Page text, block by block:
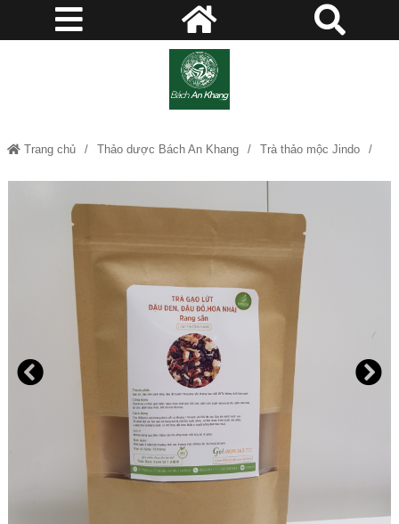
Trang chủ Thảo dược Bách An Khang Trà thảo mộc Jindo
Bệnh xương khớp Giải độc gian - mát gan Giảm cân - làm đẹp
Thanh nhiệt giải độc
Trà Gạo Lứt, Đậu Đen, Đậu Đỏ, Hoa Nhài rang sẵn loại thượng hạng Bách
An Khang - Thảo dược Bách An Khang JD144 tragaolut